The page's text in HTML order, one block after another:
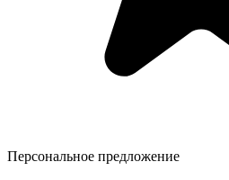
Персональное предложение